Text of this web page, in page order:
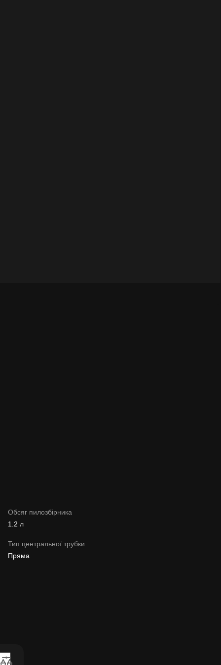
Обсяг пилозбірника
1.2 л
Тип центральної трубки
Пряма